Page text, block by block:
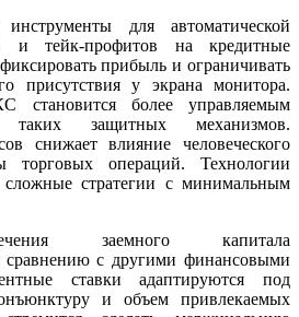
инструменты для автоматической
и тейк-профитов на кредитные
прибыль и ограничивать
присутствия у экрана монитора.
становится более управляемым
таких защитных механизмов.
снижает влияние человеческого
торговых операций. Технологии
сложные стратегии с минимальным
заемного капитала
сравнению с другими финансовыми
ставки адаптируются под
и объем привлекаемых